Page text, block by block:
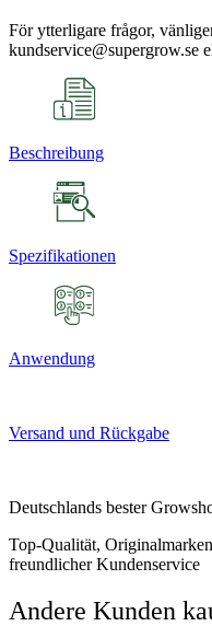
För ytterligare frågor,
kundservice@supergrow.se
Beschreibung
Spezifikationen
Anwendung
Versand und Rückgabe
Deutschlands bester
Top-Qualität,
freundlicher Kundenservice
Andere Kunden